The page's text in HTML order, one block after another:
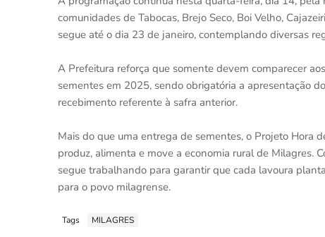
comunidades de Tabocas, Brejo Seco, Boi Velho,
segue até o dia 23 de janeiro, contemplando diversas
A Prefeitura reforça que somente devem comparecer
sementes em 2025, sendo obrigatória a apresentação
recebimento referente à safra anterior.
Mais do que uma entrega de sementes, o Projeto Hora
produz, alimenta e move a economia rural de Milagres.
segue trabalhando para garantir que cada lavoura
para o povo milagrense.
Tags MILAGRES